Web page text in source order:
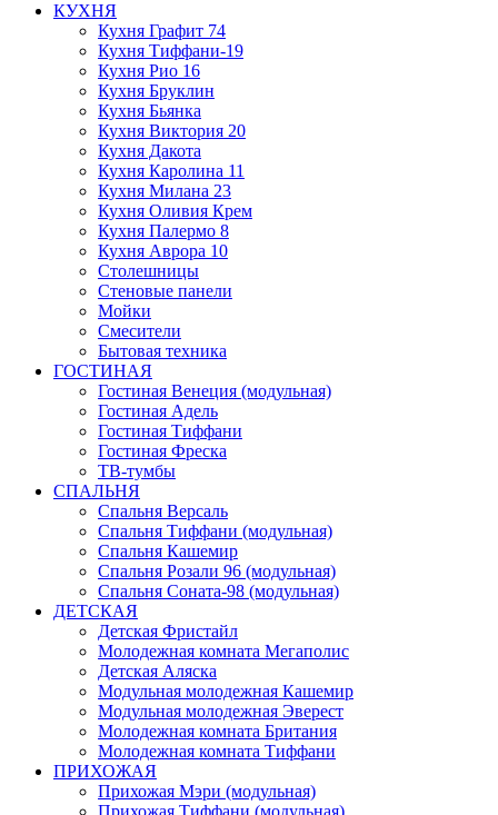
КУХНЯ
Кухня Графит 74
Кухня Тиффани-19
Кухня Рио 16
Кухня Бруклин
Кухня Бьянка
Кухня Виктория 20
Кухня Дакота
Кухня Каролина 11
Кухня Милана 23
Кухня Оливия Крем
Кухня Палермо 8
Кухня Аврора 10
Столешницы
Стеновые панели
Мойки
Смесители
Бытовая техника
ГОСТИНАЯ
Гостиная Венеция (модульная)
Гостиная Адель
Гостиная Тиффани
Гостиная Фреска
ТВ-тумбы
СПАЛЬНЯ
Спальня Версаль
Спальня Тиффани (модульная)
Спальня Кашемир
Спальня Розали 96 (модульная)
Спальня Соната-98 (модульная)
ДЕТСКАЯ
Детская Фристайл
Молодежная комната Мегаполис
Детская Аляска
Модульная молодежная Кашемир
Модульная молодежная Эверест
Молодежная комната Британия
Молодежная комната Тиффани
ПРИХОЖАЯ
Прихожая Мэри (модульная)
Прихожая Тиффани (модульная)